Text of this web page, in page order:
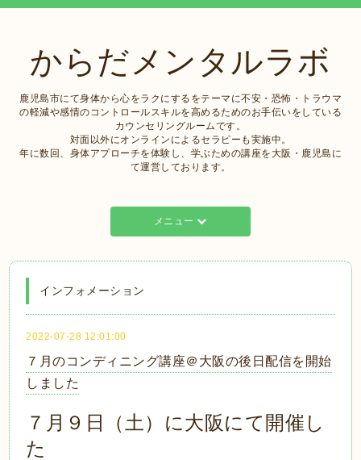
からだメンタルラボ
鹿児島市にて身体から心をラクにするをテーマに不安・恐怖・トラウマ
の軽減や感情のコントロールスキルを高めるためのお手伝いをしている
カウンセリングルームです。
対面以外にオンラインによるセラピーも実施中。
年に数回、身体アプローチを体験し、学ぶための講座を大阪・鹿児島に
て運営しております。
メニュー
インフォメーション
2022-07-28 12:01:00
７月のコンディニング講座＠大阪の後日配信を開始
しました
７月９日（土）に大阪にて開催し
た